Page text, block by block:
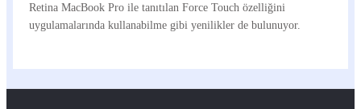
Retina MacBook Pro ile tanıtılan Force Touch özelliğini
uygulamalarında kullanabilme gibi yenilikler de bulunuyor.